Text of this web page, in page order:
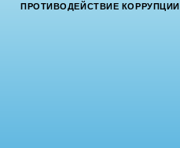
ПРОТИВОДЕЙСТВИЕ КОРРУПЦИИ